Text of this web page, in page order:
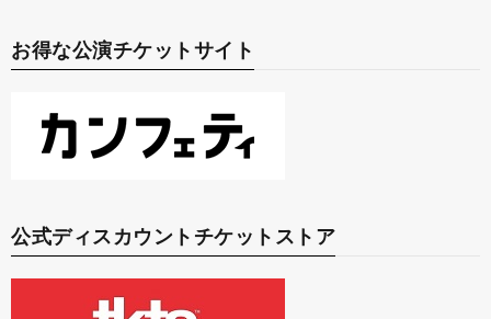
お得な公演チケットサイト
公式ディスカウントチケットストア